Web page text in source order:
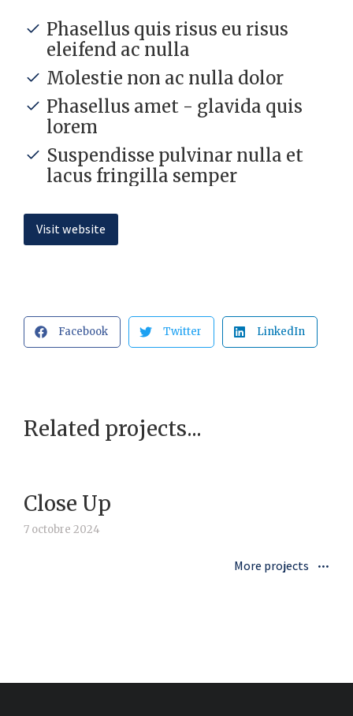
Phasellus quis risus eu risus
eleifend ac nulla
Molestie non ac nulla dolor
Phasellus amet - glavida quis
lorem
Suspendisse pulvinar nulla et
lacus fringilla semper
Visit website
Facebook Twitter LinkedIn
Related projects...
Close Up
7 octobre 2024
More projects